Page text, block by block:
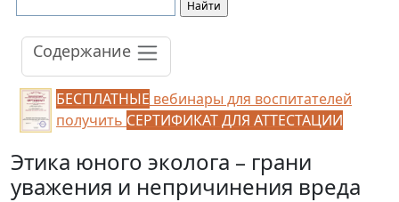
Содержание
БЕСПЛАТНЫЕ вебинары для воспитателей
получить СЕРТИФИКАТ ДЛЯ АТТЕСТАЦИИ
Этика юного эколога – грани
уважения и непричинения вреда